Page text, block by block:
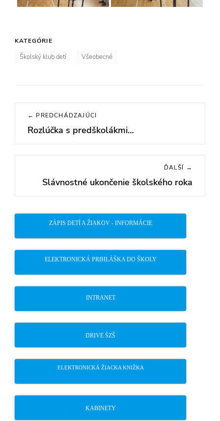
KATEGÓRIE
Školský klub detí Všeobecné
Navigácia
článku
← PREDCHÁDZAJÚCI
Previous
post:
Rozlúčka s predškolákmi…
ĎALŠÍ →
Next
post:
Slávnostné ukončenie školského roka
ZÁPIS DETÍ A ŽIAKOV - INFORMÁCIE
ELEKTRONICKÁ PRIHLÁŠKA DO ŠKOLY
INTRANET
DRIVE ŠZŠ
ELEKTRONICKÁ ŽIACKA KNIŽKA
KABINETY